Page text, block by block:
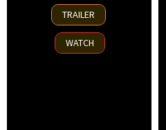
27
Aug
2025
TRAILER
WATCH